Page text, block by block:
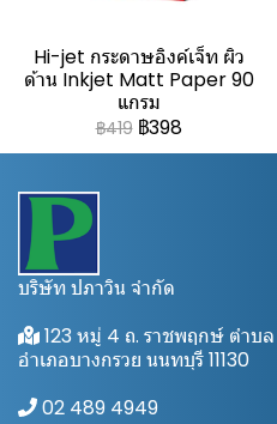
Hi-jet กระดาษอิงค์เจ็ท ผิว
ด้าน Inkjet Matt Paper 90
แกรม
฿419 ฿398
บริษัท ปภาวิน จำกัด
123 หมู่ 4 ถ. ราชพฤกษ์ ตำบ
อำเภอบางกรวย นนทบุรี 11130
02 489 4949